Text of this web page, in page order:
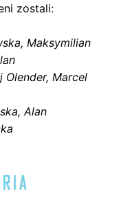
zostali:
Maksymilian
Olender, Marcel
Alan